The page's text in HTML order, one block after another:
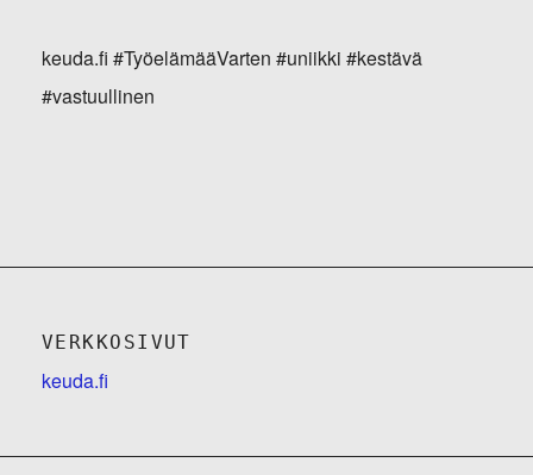
keuda.fi #TyöelämääVarten #uniikki #kestävä
#vastuullinen
VERKKOSIVUT
keuda.fi